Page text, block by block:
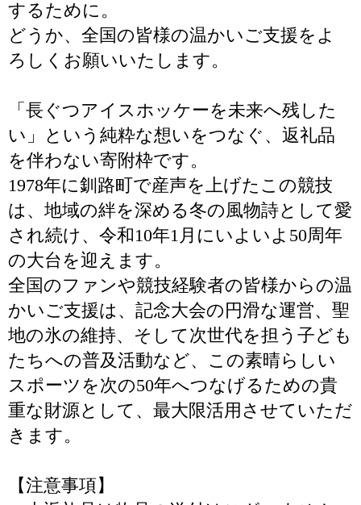
するために。
どうか、全国の皆様の温かいご支援をよ
ろしくお願いいたします。
「長ぐつアイスホッケーを未来へ残した
い」という純粋な想いをつなぐ、返礼品
を伴わない寄附枠です。
1978年に釧路町で産声を上げたこの競技
は、地域の絆を深める冬の風物詩として愛
され続け、令和10年1月にいよいよ50周年
の大台を迎えます。
全国のファンや競技経験者の皆様からの温
かいご支援は、記念大会の円滑な運営、聖
地の氷の維持、そして次世代を担う子ども
たちへの普及活動など、この素晴らしい
スポーツを次の50年へつなげるための貴
重な財源として、最大限活用させていただ
きます。
【注意事項】